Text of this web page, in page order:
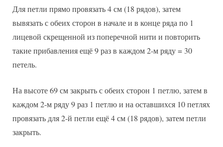
Для петли прямо провязать 4 см (18 рядов), затем
вывязать с обеих сторон в начале и в конце ряда по 1
лицевой скрещенной из поперечной нити и повторить
такие прибавления ещё 9 раз в каждом 2-м ряду = 30
петель.
На высоте 69 см закрыть с обеих сторон 1 петлю, затем в
каждом 2-м ряду 9 раз 1 петлю и на оставшихся 10 петлях
провязать для 2-й петли ещё 4 см (18 рядов), затем петли
закрыть.